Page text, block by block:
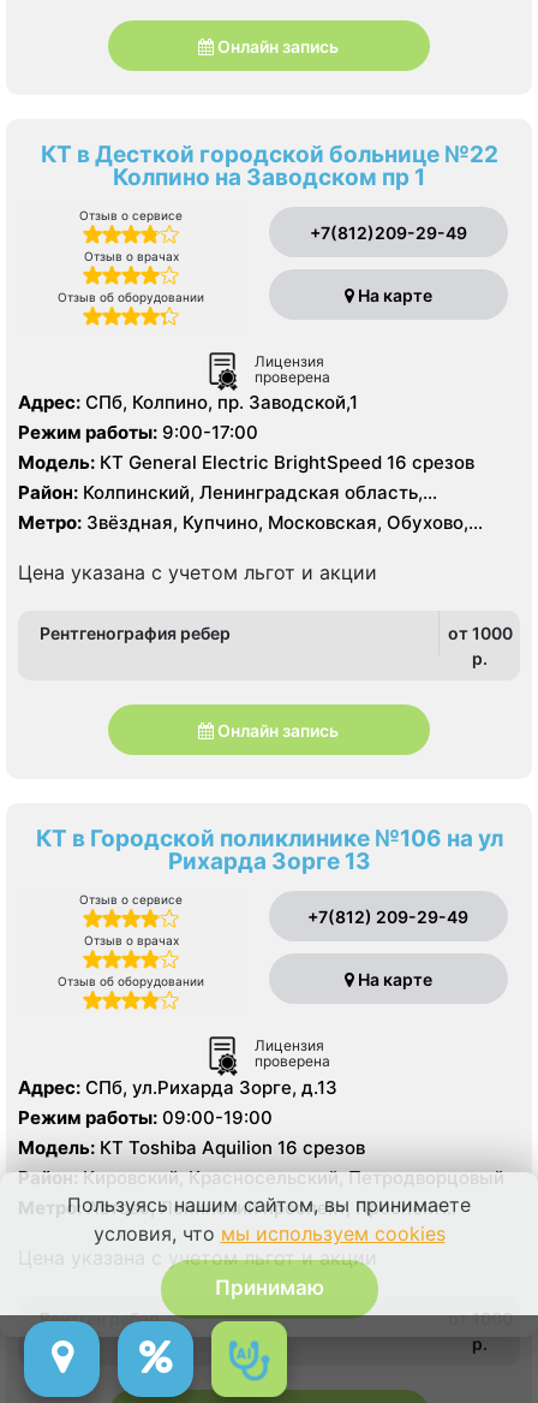
Онлайн запись
КТ в Десткой городской больнице №22
Колпино на Заводском пр 1
Отзыв о сервисе
Отзыв о врачах
Отзыв об оборудовании
+7(812)209-29-49
На карте
Лицензия
проверена
Адрес: СПб, Колпино, пр. Заводской,1
Режим работы: 9:00-17:00
Модель: КТ General Electric BrightSpeed 16 срезов
Район: Колпинский, Ленинградская область,
Пушкинский
Метро: Звёздная, Купчино, Московская, Обухово,
Цена указана с учетом льгот и акции
Рентгенография ребер
от 1000
p.
Онлайн запись
КТ в Городской поликлинике №106 на ул
Рихарда Зорге 13
Отзыв о сервисе
Отзыв о врачах
Отзыв об оборудовании
+7(812) 209-29-49
На карте
Лицензия
проверена
Адрес: СПб, ул.Рихарда Зорге, д.13
Режим работы: 09:00-19:00
Модель: КТ Toshiba Aquilion 16 срезов
Район:Кировский, Красносельский, Петродворцовый
Метро:Автово, Ленинский проспект, Проспект
Ветеранов
Цена указана с учетом льгот и акции
Рентген ребер
от 1000
p.
Пользуясь нашим сайтом, вы принимаете
условия, что мы используем cookies
Принимаю